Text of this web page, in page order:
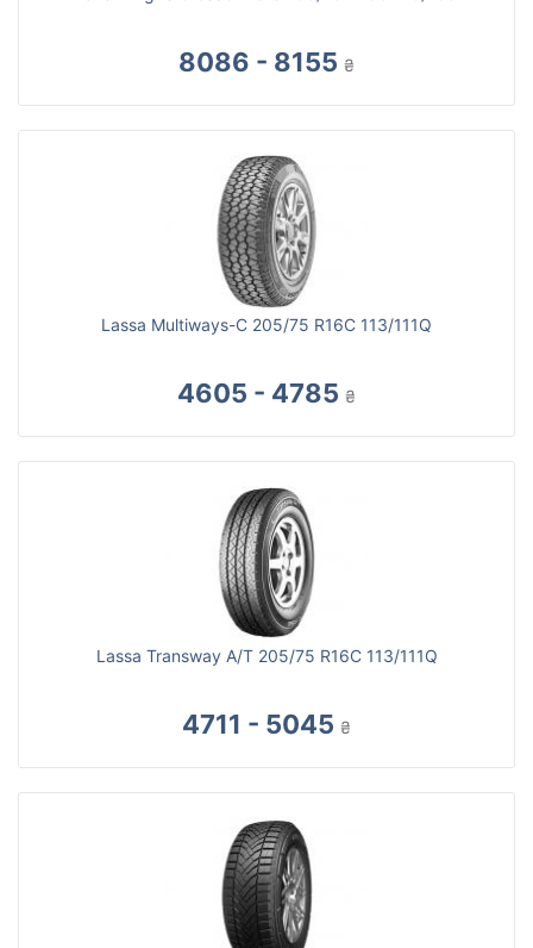
8086 - 8155 ₴
Lassa Multiways-C 205/75 R16C 113/111Q
4605 - 4785 ₴
Lassa Transway A/T 205/75 R16C 113/111Q
4711 - 5045 ₴